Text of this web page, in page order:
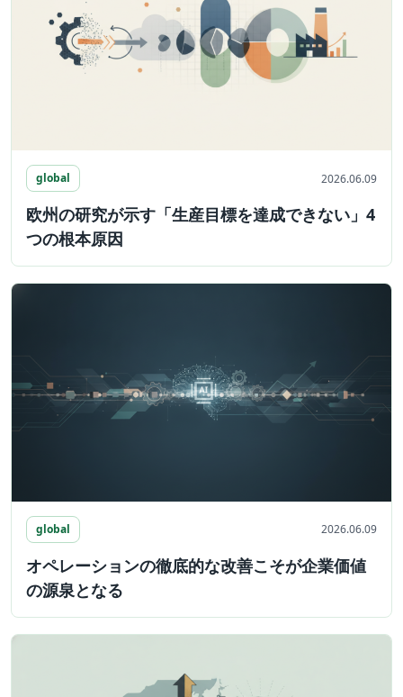
global 2026.06.09
欧州の研究が示す「生産目標を達成できない」4
つの根本原因
global 2026.06.09
オペレーションの徹底的な改善こそが企業価値
の源泉となる